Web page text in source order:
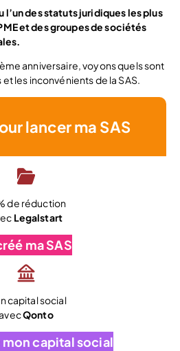
des statuts juridiques les plus
et des groupes de sociétés
anniversaire, voyons quels sont
les inconvénients de la SAS.
lancer ma SAS
de réduction
Legalstart
ma SAS
capital social
Qonto
mon capital social